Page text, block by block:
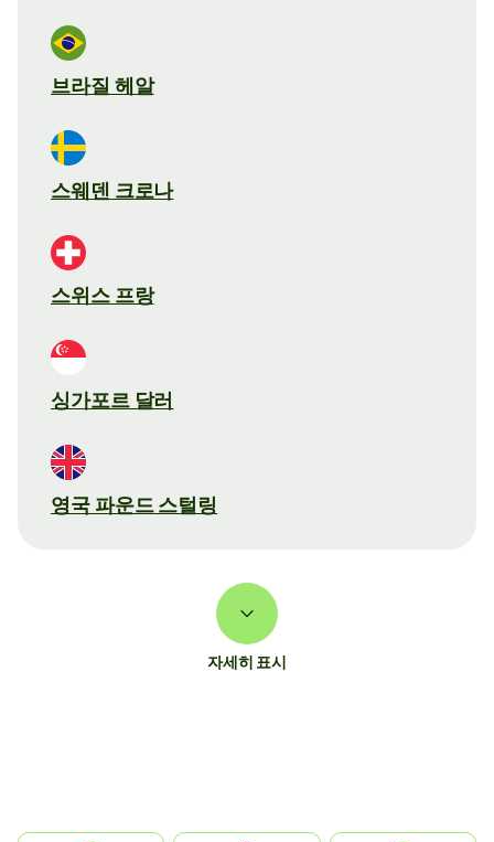
브라질 헤알
스웨덴 크로나
스위스 프랑
싱가포르 달러
영국 파운드 스털링
자세히 표시